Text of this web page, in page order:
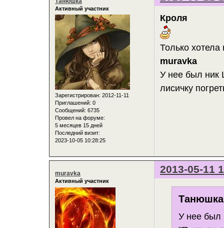
Активный участник
Зарегистрирован: 2012-11-11
Приглашений: 0
Сообщений: 6735
Провел на форуме:
5 месяцев 15 дней
Последний визит:
2023-10-05 10:28:25
Кроля
Только хотела
muravka
У нее был ник
лисичку
2013-05-11
muravka
Активный участник
У нее был